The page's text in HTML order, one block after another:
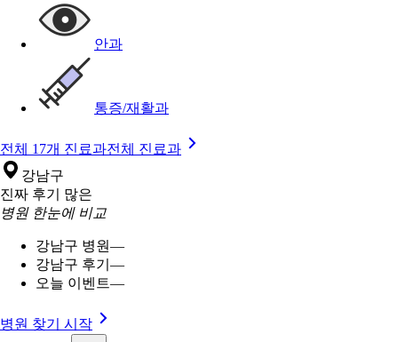
안과
통증/재활과
전체 17개 진료과전체 진료과
강남구
진짜 후기 많은
병원 한눈에 비교
강남구 병원—
강남구 후기 —
오늘 이벤트—
병원 찾기 시작